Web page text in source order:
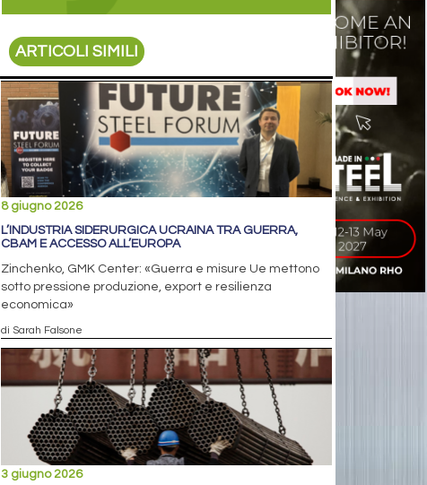
ARTICOLI SIMILI
8 giugno 2026
L’INDUSTRIA SIDERURGICA UCRAINA TRA GUERRA,
CBAM E ACCESSO ALL’EUROPA
Zinchenko, GMK Center: «Guerra e misure Ue mettono
sotto pressione produzione, export e resilienza
economica»
di Sarah Falsone
3 giugno 2026